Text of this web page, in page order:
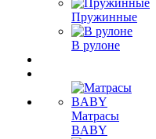
Пружинные
В рулоне
Матрасы
BABY